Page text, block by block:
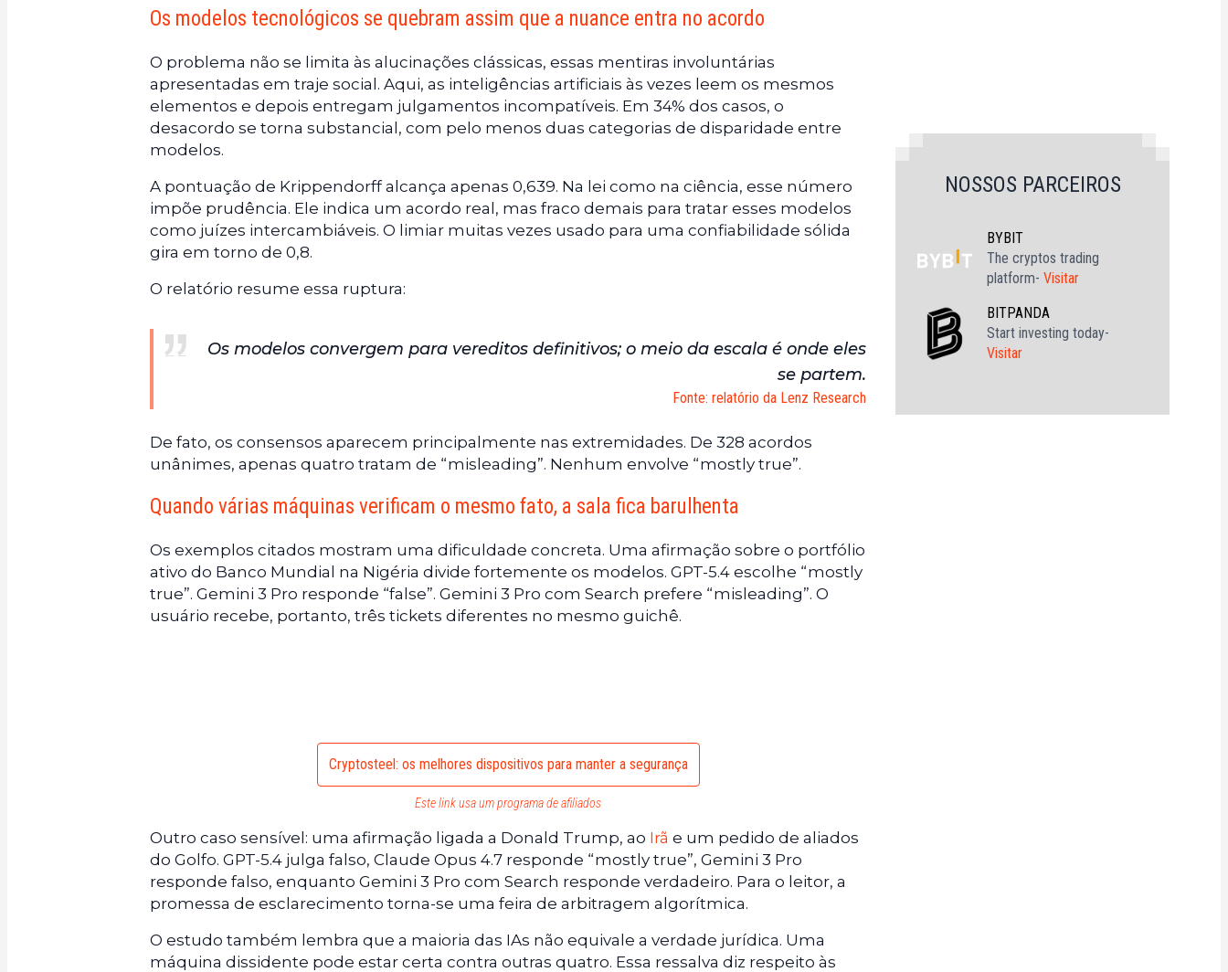
Os modelos tecnológicos se quebram assim que a nuance entra no acordo
O problema não se limita às alucinações clássicas, essas mentiras involuntárias
apresentadas em traje social. Aqui, as inteligências artificiais às vezes leem os mesmos
elementos e depois entregam julgamentos incompatíveis. Em 34% dos casos, o
desacordo se torna substancial, com pelo menos duas categorias de disparidade entre
modelos.
A pontuação de Krippendorff alcança apenas 0,639. Na lei como na ciência, esse número
impõe prudência. Ele indica um acordo real, mas fraco demais para tratar esses modelos
como juízes intercambiáveis. O limiar muitas vezes usado para uma confiabilidade sólida
gira em torno de 0,8.
O relatório resume essa ruptura:
Os modelos convergem para vereditos definitivos; o meio da escala é onde eles
se partem.
Fonte: relatório da Lenz Research
De fato, os consensos aparecem principalmente nas extremidades. De 328 acordos
unânimes, apenas quatro tratam de “misleading”. Nenhum envolve “mostly true”.
Quando várias máquinas verificam o mesmo fato, a sala fica barulhenta
Os exemplos citados mostram uma dificuldade concreta. Uma afirmação sobre o portfólio
ativo do Banco Mundial na Nigéria divide fortemente os modelos. GPT-5.4 escolhe “mostly
true”. Gemini 3 Pro responde “false”. Gemini 3 Pro com Search prefere “misleading”. O
usuário recebe, portanto, três tickets diferentes no mesmo guichê.
Cryptosteel: os melhores dispositivos para manter a segurança
Este link usa um programa de afiliados
Outro caso sensível: uma afirmação ligada a Donald Trump, ao Irã e um pedido de aliados
do Golfo. GPT-5.4 julga falso, Claude Opus 4.7 responde “mostly true”, Gemini 3 Pro
responde falso, enquanto Gemini 3 Pro com Search responde verdadeiro. Para o leitor, a
promessa de esclarecimento torna-se uma feira de arbitragem algorítmica.
O estudo também lembra que a maioria das IAs não equivale a verdade jurídica. Uma
máquina dissidente pode estar certa contra outras quatro. Essa ressalva diz respeito às
NOSSOS PARCEIROS
BYBIT
The cryptos trading
platform- Visitar
BITPANDA
Start investing today-
Visitar